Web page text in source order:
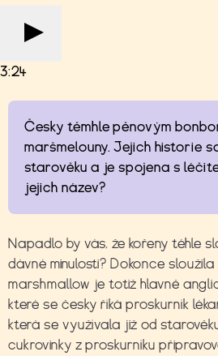
3:24
Česky těmhle pěnovým
maršmelouny. Jejich historie
starověku a je spojena s
jejich název?
Napadlo by vás, že kořeny téhle
dávné minulosti? Dokonce
marshmallow je totiž hlavně
které se česky říká proskurník
která se využívala již od
cukrovinky z proskurníku